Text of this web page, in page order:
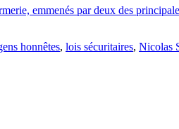
emmenés par deux des
honnêtes, lois sécuritaires, Nicolas